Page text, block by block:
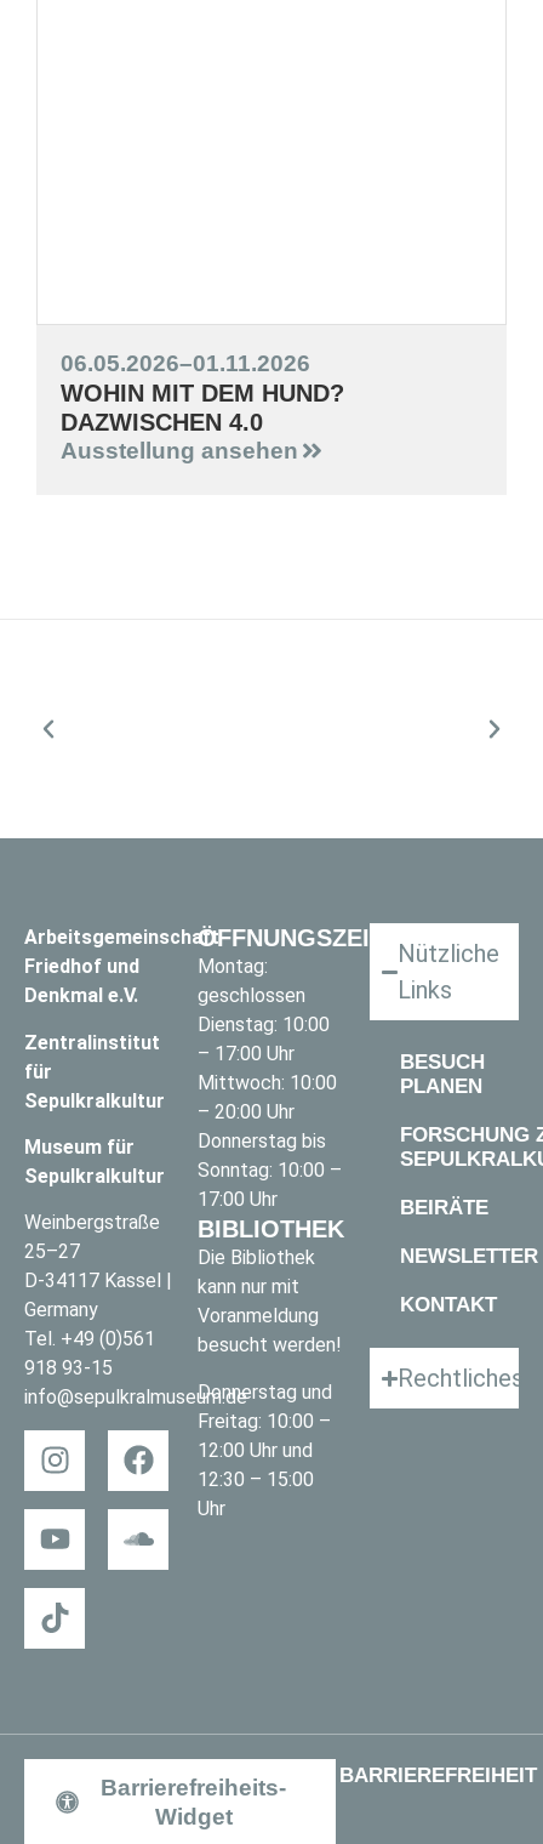
06.05.2026–01.11.2026
WOHIN MIT DEM HUND?
DAZWISCHEN 4.0
Ausstellung ansehen
Arbeitsgemeinschaft
Friedhof und
Denkmal e.V.
Zentralinstitut
für
Sepulkralkultur
Museum für
Sepulkralkultur
Weinbergstraße
25–27
D-34117 Kassel |
Germany
Tel. +49 (0)561
918 93-15
info@sepulkralmuseum.de
ÖFFNUNGSZEITEN
Montag:
geschlossen
Dienstag: 10:00
– 17:00 Uhr
Mittwoch: 10:00
– 20:00 Uhr
Donnerstag bis
Sonntag: 10:00 –
17:00 Uhr
BIBLIOTHEK
Die Bibliothek
kann nur mit
Voranmeldung
besucht werden!
Donnerstag und
Freitag: 10:00 –
12:00 Uhr und
12:30 – 15:00
Uhr
Nützliche
Links
BESUCH
PLANEN
FORSCHUNG
BEIRÄTE
NEWSLETTER
KONTAKT
Rechtliches
Barrierefreiheits-
Widget
BARRIEREFREIHEIT